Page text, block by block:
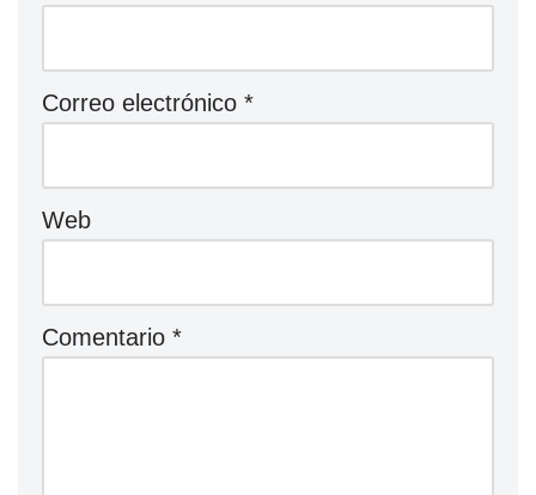
Correo electrónico *
Web
Comentario *